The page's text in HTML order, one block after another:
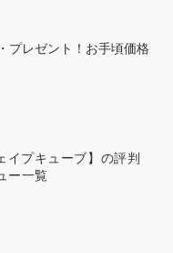
プレゼント！お手頃価格
プキューブ】の評判
ー一覧